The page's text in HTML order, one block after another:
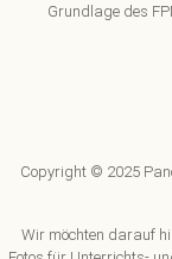
Grundlage des
Copyright © 2025
Wir möchten darauf